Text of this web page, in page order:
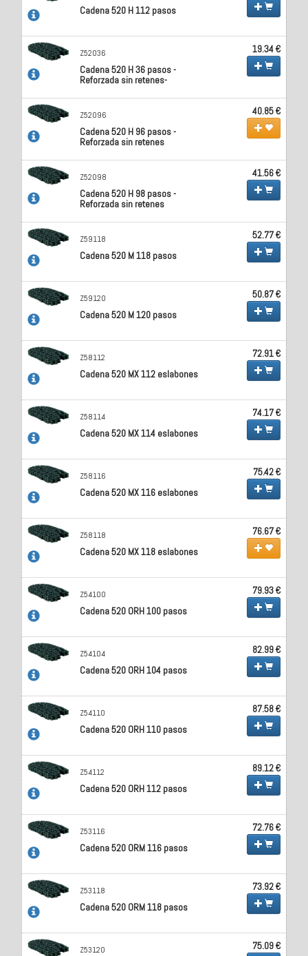
Cadena 520 H 112 pasos
Z52036
Cadena 520 H 36 pasos -
Reforzada sin retenes-
19.34 €
Z52096
Cadena 520 H 96 pasos -
Reforzada sin retenes
40.85 €
Z52098
Cadena 520 H 98 pasos -
Reforzada sin retenes
41.56 €
Z59118
Cadena 520 M 118 pasos
52.77 €
Z59120
Cadena 520 M 120 pasos
50.87 €
Z58112
Cadena 520 MX 112 eslabones
72.91 €
Z58114
Cadena 520 MX 114 eslabones
74.17 €
Z58116
Cadena 520 MX 116 eslabones
75.42 €
Z58118
Cadena 520 MX 118 eslabones
76.67 €
Z54100
Cadena 520 ORH 100 pasos
79.93 €
Z54104
Cadena 520 ORH 104 pasos
82.99 €
Z54110
Cadena 520 ORH 110 pasos
87.58 €
Z54112
Cadena 520 ORH 112 pasos
89.12 €
Z53116
Cadena 520 ORM 116 pasos
72.76 €
Z53118
Cadena 520 ORM 118 pasos
73.92 €
Z53120 75.09 €